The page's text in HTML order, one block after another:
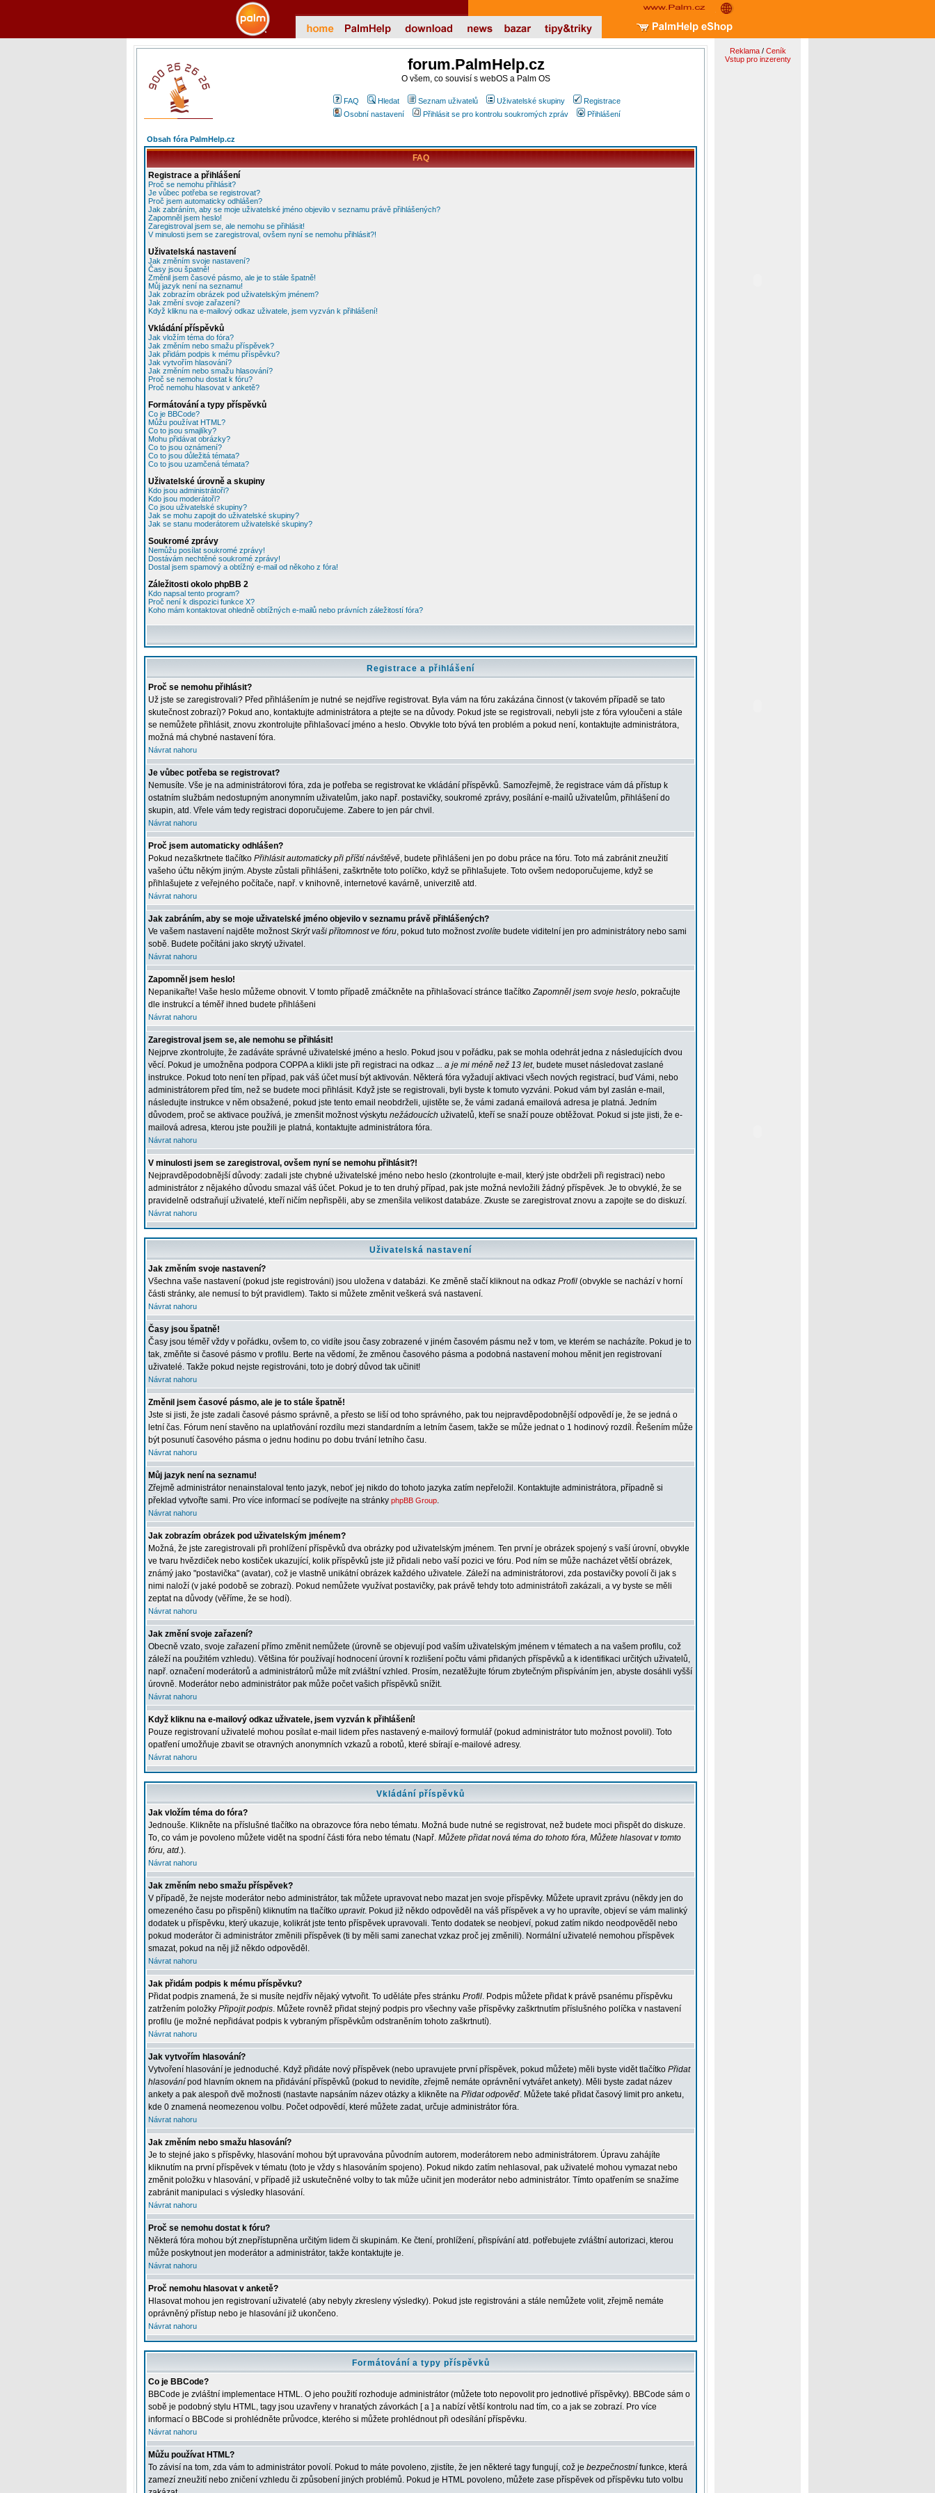
forum.PalmHelp.cz
O všem, co souvisí s webOS a Palm OS
FAQ Hledat Seznam uživatelů Uživatelské skupiny
Registrace
Osobní nastavení
Přihlásit se pro kontrolu soukromých zpráv Přihlášení
Obsah fóra PalmHelp.cz
FAQ
Registrace a přihlášení
Proč se nemohu přihlásit?
Je vůbec potřeba se registrovat?
Proč jsem automaticky odhlášen?
Jak zabráním, aby se moje uživatelské jméno objevilo v seznamu právě přihlášených?
Zapomněl jsem heslo!
Zaregistroval jsem se, ale nemohu se přihlásit!
V minulosti jsem se zaregistroval, ovšem nyní se nemohu přihlásit?!
Uživatelská nastavení
Jak změním svoje nastavení?
Časy jsou špatně!
Změnil jsem časové pásmo, ale je to stále špatně!
Můj jazyk není na seznamu!
Jak zobrazím obrázek pod uživatelským jménem?
Jak změní svoje zařazení?
Když kliknu na e-mailový odkaz uživatele, jsem vyzván k přihlášení!
Vkládání příspěvků
Jak vložím téma do fóra?
Jak změním nebo smažu příspěvek?
Jak přidám podpis k mému příspěvku?
Jak vytvořím hlasování?
Jak změním nebo smažu hlasování?
Proč se nemohu dostat k fóru?
Proč nemohu hlasovat v anketě?
Formátování a typy příspěvků
Co je BBCode?
Můžu používat HTML?
Co to jsou smajlíky?
Mohu přidávat obrázky?
Co to jsou oznámení?
Co to jsou důležitá témata?
Co to jsou uzamčená témata?
Uživatelské úrovně a skupiny
Kdo jsou administrátoři?
Kdo jsou moderátoři?
Co jsou uživatelské skupiny?
Jak se mohu zapojit do uživatelské skupiny?
Jak se stanu moderátorem uživatelské skupiny?
Soukromé zprávy
Nemůžu posílat soukromé zprávy!
Dostávám nechtěné soukromé zprávy!
Dostal jsem spamový a obtížný e-mail od někoho z fóra!
Záležitosti okolo phpBB 2
Kdo napsal tento program?
Proč není k dispozici funkce X?
Koho mám kontaktovat ohledně obtížných e-mailů nebo právních záležitostí fóra?
Registrace a přihlášení
Proč se nemohu přihlásit?
Už jste se zaregistrovali? Před přihlášením je nutné se nejdříve registrovat. Byla vám na fóru zakázána činnost (v takovém případě se tato
skutečnost zobrazí)? Pokud ano, kontaktujte administrátora a ptejte se na důvody. Pokud jste se registrovali, nebyli jste z fóra vyloučeni a stále
se nemůžete přihlásit, znovu zkontrolujte přihlašovací jméno a heslo. Obvykle toto bývá ten problém a pokud není, kontaktujte administrátora,
možná má chybné nastavení fóra.
Návrat nahoru
Je vůbec potřeba se registrovat?
Nemusíte. Vše je na administrátorovi fóra, zda je potřeba se registrovat ke vkládání příspěvků. Samozřejmě, že registrace vám dá přístup k
ostatním službám nedostupným anonymním uživatelům, jako např. postavičky, soukromé zprávy, posílání e-mailů uživatelům, přihlášení do
skupin, atd. Vřele vám tedy registraci doporučujeme. Zabere to jen pár chvil.
Návrat nahoru
Proč jsem automaticky odhlášen?
Pokud nezaškrtnete tlačítko Přihlásit automaticky při příští návštěvě, budete přihlášeni jen po dobu práce na fóru. Toto má zabránit zneužití
vašeho účtu někým jiným. Abyste zůstali přihlášeni, zaškrtněte toto políčko, když se přihlašujete. Toto ovšem nedoporučujeme, když se
přihlašujete z veřejného počítače, např. v knihovně, internetové kavárně, univerzitě atd.
Návrat nahoru
Jak zabráním, aby se moje uživatelské jméno objevilo v seznamu právě přihlášených?
Ve vašem nastavení najděte možnostSkrýt vaši přítomnost ve fóru, pokud tuto možnostzvolíte budete viditelní jen pro administrátory nebo sami
sobě. Budete počítáni jako skrytý uživatel.
Návrat nahoru
Zapomněl jsem heslo!
Nepanikařte! Vaše heslo můžeme obnovit. V tomto případě zmáčkněte na přihlašovací stránce tlačítkoZapomněl jsem svoje heslo, pokračujte
dle instrukcí a téměř ihned budete přihlášeni
Návrat nahoru
Zaregistroval jsem se, ale nemohu se přihlásit!
Nejprve zkontrolujte, že zadáváte správné uživatelské jméno a heslo. Pokud jsou v pořádku, pak se mohla odehrát jedna z následujících dvou
věcí. Pokud je umožněna podpora COPPA a klikli jste při registraci na odkaz ... a je mi méně než 13 let, budete muset následovat zaslané
instrukce. Pokud toto není ten případ, pak váš účet musí být aktivován. Některá fóra vyžadují aktivaci všech nových registrací, buď Vámi, nebo
administrátorem před tím, než se budete moci přihlásit. Když jste se registrovali, byli byste k tomuto vyzváni. Pokud vám byl zaslán e-mail,
následujte instrukce v něm obsažené, pokud jste tento email neobdrželi, ujistěte se, že vámi zadaná emailová adresa je platná. Jedním
důvodem, proč se aktivace používá, je zmenšit možnost výskytu nežádoucích uživatelů, kteří se snaží pouze obtěžovat. Pokud si jste jisti, že e-
mailová adresa, kterou jste použili je platná, kontaktujte administrátora fóra.
Návrat nahoru
V minulosti jsem se zaregistroval, ovšem nyní se nemohu přihlásit?!
Nejpravděpodobnější důvody: zadali jste chybné uživatelské jméno nebo heslo (zkontrolujte e-mail, který jste obdrželi při registraci) nebo
administrátor z nějakého důvodu smazal váš účet. Pokud je to ten druhý případ, pak jste možná nevložili žádný příspěvek. Je to obvyklé, že se
pravidelně odstraňují uživatelé, kteří ničím nepřispěli, aby se zmenšila velikost databáze. Zkuste se zaregistrovat znovu a zapojte se do diskuzí.
Návrat nahoru
Uživatelská nastavení
Jak změním svoje nastavení?
Všechna vaše nastavení (pokud jste registrováni) jsou uložena v databázi. Ke změně stačí kliknout na odkaz Profil (obvykle se nachází v horní
části stránky, ale nemusí to být pravidlem). Takto si můžete změnit veškerá svá nastavení.
Návrat nahoru
Časy jsou špatně!
Časy jsou téměř vždy v pořádku, ovšem to, co vidíte jsou časy zobrazené v jiném časovém pásmu než v tom, ve kterém se nacházíte. Pokud je to
tak, změňte si časové pásmo v profilu. Berte na vědomí, že změnou časového pásma a podobná nastavení mohou měnit jen registrovaní
uživatelé. Takže pokud nejste registrováni, toto je dobrý důvod tak učinit!
Návrat nahoru
Změnil jsem časové pásmo, ale je to stále špatně!
Jste si jisti, že jste zadali časové pásmo správně, a přesto se liší od toho správného, pak tou nejpravděpodobnější odpovědí je, že se jedná o
letní čas. Fórum není stavěno na uplatňování rozdílu mezi standardním a letním časem, takže se může jednat o 1 hodinový rozdíl. Řešením může
být posunutí časového pásma o jednu hodinu po dobu trvání letního času.
Návrat nahoru
Můj jazyk není na seznamu!
Zřejmě administrátor nenainstaloval tento jazyk, neboť jej nikdo do tohoto jazyka zatím nepřeložil. Kontaktujte administrátora, případně si
překlad vytvořte sami. Pro více informací se podívejte na stránky phpBB Group.
Návrat nahoru
Jak zobrazím obrázek pod uživatelským jménem?
Možná, že jste zaregistrovali při prohlížení příspěvků dva obrázky pod uživatelským jménem. Ten první je obrázek spojený s vaší úrovní, obvykle
ve tvaru hvězdiček nebo kostiček ukazující, kolik příspěvků jste již přidali nebo vaší pozici ve fóru. Pod ním se může nacházet větší obrázek,
známý jako "postavička" (avatar), což je vlastně unikátní obrázek každého uživatele. Záleží na administrátorovi, zda postavičky povolí či jak s
nimi naloží (v jaké podobě se zobrazí). Pokud nemůžete využívat postavičky, pak právě tehdy toto administrátoři zakázali, a vy byste se měli
zeptat na důvody (věříme, že se hodí).
Návrat nahoru
Jak změní svoje zařazení?
Obecně vzato, svoje zařazení přímo změnit nemůžete (úrovně se objevují pod vaším uživatelským jménem v tématech a na vašem profilu, což
záleží na použitém vzhledu). Většina fór používají hodnocení úrovní k rozlišení počtu vámi přidaných příspěvků a k identifikaci určitých uživatelů,
např. označení moderátorů a administrátorů může mít zvláštní vzhled. Prosím, nezatěžujte fórum zbytečným přispíváním jen, abyste dosáhli vyšší
úrovně. Moderátor nebo administrátor pak může počet vašich příspěvků snížit.
Návrat nahoru
Když kliknu na e-mailový odkaz uživatele, jsem vyzván k přihlášení!
Pouze registrovaní uživatelé mohou posílat e-mail lidem přes nastavený e-mailový formulář (pokud administrátor tuto možnost povolil). Toto
opatření umožňuje zbavit se otravných anonymních vzkazů a robotů, které sbírají e-mailové adresy.
Návrat nahoru
Vkládání příspěvků
Jak vložím téma do fóra?
Jednouše. Klikněte na příslušné tlačítko na obrazovce fóra nebo tématu. Možná bude nutné se registrovat, než budete moci přispět do diskuze.
To, co vám je povoleno můžete vidět na spodní části fóra nebo tématu (Např. Můžete přidat nová téma do tohoto fóra, Můžete hlasovat v tomto
fóru, atd.).
Návrat nahoru
Jak změním nebo smažu příspěvek?
V případě, že nejste moderátor nebo administrátor, tak můžete upravovat nebo mazat jen svoje příspěvky. Můžete upravit zprávu (někdy jen do
omezeného času po přispění) kliknutím na tlačítko upravit. Pokud již někdo odpověděl na váš příspěvek a vy ho upravíte, objeví se vám malinký
dodatek u příspěvku, který ukazuje, kolikrát jste tento příspěvek upravovali. Tento dodatek se neobjeví, pokud zatím nikdo neodpověděl nebo
pokud moderátor či administrátor změnili příspěvek (ti by měli sami zanechat vzkaz proč jej změnili). Normální uživatelé nemohou příspěvek
smazat, pokud na něj již někdo odpověděl.
Návrat nahoru
Jak přidám podpis k mému příspěvku?
Přidat podpis znamená, že si musíte nejdřív nějaký vytvořit. To uděláte přes stránku Profil. Podpis můžete přidat k právě psanému příspěvku
zatržením položky Připojit podpis. Můžete rovněž přidat stejný podpis pro všechny vaše příspěvky zaškrtnutím příslušného políčka v nastavení
profilu (je možné nepřidávat podpis k vybraným příspěvkům odstraněním tohoto zaškrtnutí).
Návrat nahoru
Jak vytvořím hlasování?
Vytvoření hlasování je jednoduché. Když přidáte nový příspěvek (nebo upravujete první příspěvek, pokud můžete) měli byste vidět tlačítko Přidat
hlasování pod hlavním oknem na přidávání příspěvků (pokud to nevidíte, zřejmě nemáte oprávnění vytvářet ankety). Měli byste zadat název
ankety a pak alespoň dvě možnosti (nastavte napsáním název otázky a klikněte na Přidat odpověď. Můžete také přidat časový limit pro anketu,
kde 0 znamená neomezenou volbu. Počet odpovědí, které můžete zadat, určuje administrátor fóra.
Návrat nahoru
Jak změním nebo smažu hlasování?
Je to stejné jako s příspěvky, hlasování mohou být upravována původním autorem, moderátorem nebo administrátorem. Úpravu zahájíte
kliknutím na první příspěvek v tématu (toto je vždy s hlasováním spojeno). Pokud nikdo zatím nehlasoval, pak uživatelé mohou vymazat nebo
změnit položku v hlasování, v případě již uskutečněné volby to tak může učinit jen moderátor nebo administrátor. Tímto opatřením se snažíme
zabránit manipulaci s výsledky hlasování.
Návrat nahoru
Proč se nemohu dostat k fóru?
Některá fóra mohou být znepřístupněna určitým lidem či skupinám. Ke čtení, prohlížení, přispívání atd. potřebujete zvláštní autorizaci, kterou
může poskytnout jen moderátor a administrátor, takže kontaktujte je.
Návrat nahoru
Proč nemohu hlasovat v anketě?
Hlasovat mohou jen registrovaní uživatelé (aby nebyly zkresleny výsledky). Pokud jste registrováni a stále nemůžete volit, zřejmě nemáte
oprávněný přístup nebo je hlasování již ukončeno.
Návrat nahoru
Formátování a typy příspěvků
Co je BBCode?
BBCode je zvláštní implementace HTML. O jeho použití rozhoduje administrátor (můžete toto nepovolit pro jednotlivé příspěvky). BBCode sám o
sobě je podobný stylu HTML, tagy jsou uzavřeny v hranatých závorkách [ a ] a nabízí větší kontrolu nad tím, co a jak se zobrazí. Pro více
informací o BBCode si prohlédněte průvodce, kterého si můžete prohlédnout při odesílání příspěvku.
Návrat nahoru
Můžu používat HTML?
To závisí na tom, zda vám to administrátor povolí. Pokud to máte povoleno, zjistíte, že jen některé tagy fungují, což je bezpečnostní funkce, která
zamezí zneužití nebo zničení vzhledu či způsobení jiných problémů. Pokud je HTML povoleno, můžete zase příspěvek od příspěvku tuto volbu
Reklama/ Ceník
Vstup pro inzerenty